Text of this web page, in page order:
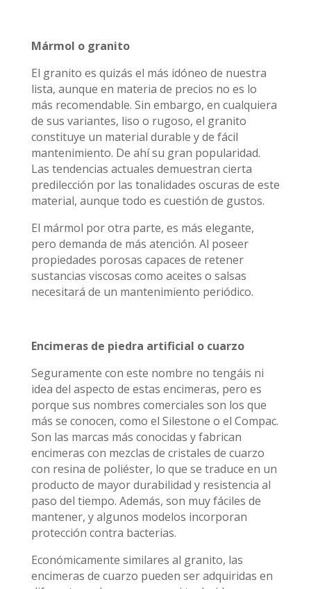
Mármol o granito
El granito es quizás el más idóneo de nuestra
lista, aunque en materia de precios no es lo
más recomendable. Sin embargo, en cualquiera
de sus variantes, liso o rugoso, el granito
constituye un material durable y de fácil
mantenimiento. De ahí su gran popularidad.
Las tendencias actuales demuestran cierta
predilección por las tonalidades oscuras de este
material, aunque todo es cuestión de gustos.
El mármol por otra parte, es más elegante,
pero demanda de más atención. Al poseer
propiedades porosas capaces de retener
sustancias viscosas como aceites o salsas
necesitará de un mantenimiento periódico.
Encimeras de piedra artificial o cuarzo
Seguramente con este nombre no tengáis ni
idea del aspecto de estas encimeras, pero es
porque sus nombres comerciales son los que
más se conocen, como el Silestone o el Compac.
Son las marcas más conocidas y fabrican
encimeras con mezclas de cristales de cuarzo
con resina de poliéster, lo que se traduce en un
producto de mayor durabilidad y resistencia al
paso del tiempo. Además, son muy fáciles de
mantener, y algunos modelos incorporan
protección contra bacterias.
Económicamente similares al granito, las
encimeras de cuarzo pueden ser adquiridas en